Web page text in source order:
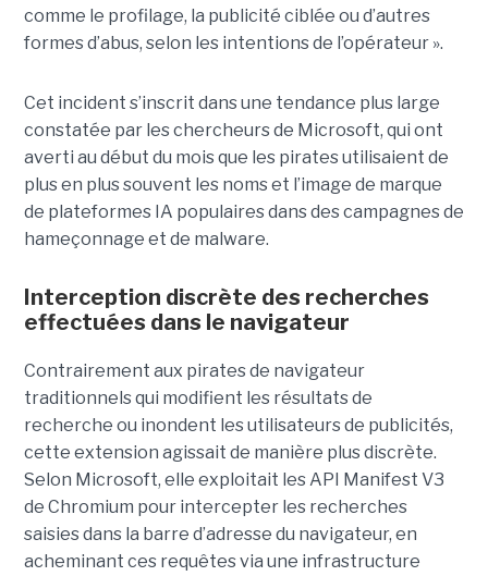
comme le profilage, la publicité ciblée ou d’autres
formes d’abus, selon les intentions de l’opérateur ».
Cet incident s’inscrit dans une tendance plus large
constatée par les chercheurs de Microsoft, qui ont
averti au début du mois que les pirates utilisaient de
plus en plus souvent les noms et l’image de marque
de plateformes IA populaires dans des campagnes de
hameçonnage et de malware.
Interception discrète des recherches
effectuées dans le navigateur
Contrairement aux pirates de navigateur
traditionnels qui modifient les résultats de
recherche ou inondent les utilisateurs de publicités,
cette extension agissait de manière plus discrète.
Selon Microsoft, elle exploitait les API Manifest V3
de Chromium pour intercepter les recherches
saisies dans la barre d’adresse du navigateur, en
acheminant ces requêtes via une infrastructure